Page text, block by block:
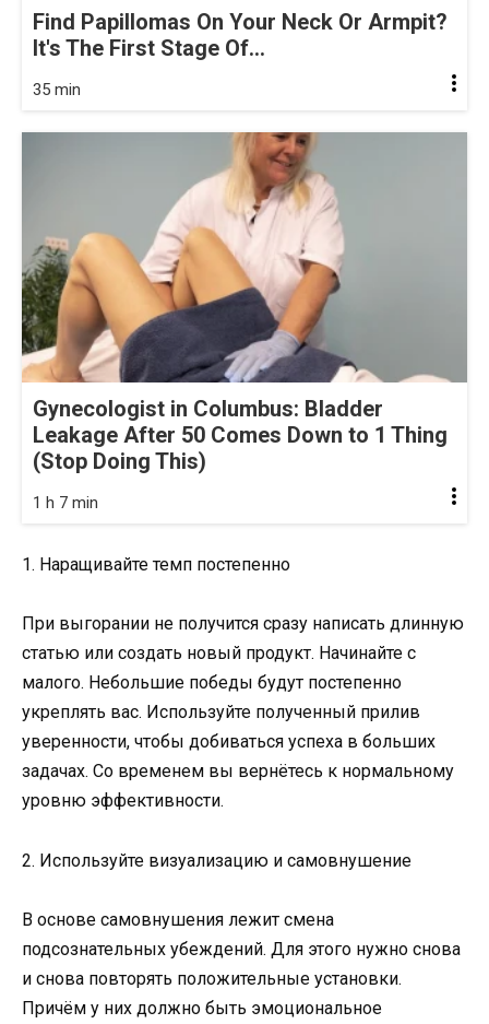
Find Papillomas On Your Neck Or Armpit?
It's The First Stage Of...
35 min
Gynecologist in Columbus: Bladder
Leakage After 50 Comes Down to 1 Thing
(Stop Doing This)
1 h 7 min
1. Наращивайте темп постепенно
При выгорании не получится сразу написать длинную
статью или создать новый продукт. Начинайте с
малого. Небольшие победы будут постепенно
укреплять вас. Используйте полученный прилив
уверенности, чтобы добиваться успеха в больших
задачах. Со временем вы вернётесь к нормальному
уровню эффективности.
2. Используйте визуализацию и самовнушение
В основе самовнушения лежит смена
подсознательных убеждений. Для этого нужно снова
и снова повторять положительные установки.
Причём у них должно быть эмоциональное